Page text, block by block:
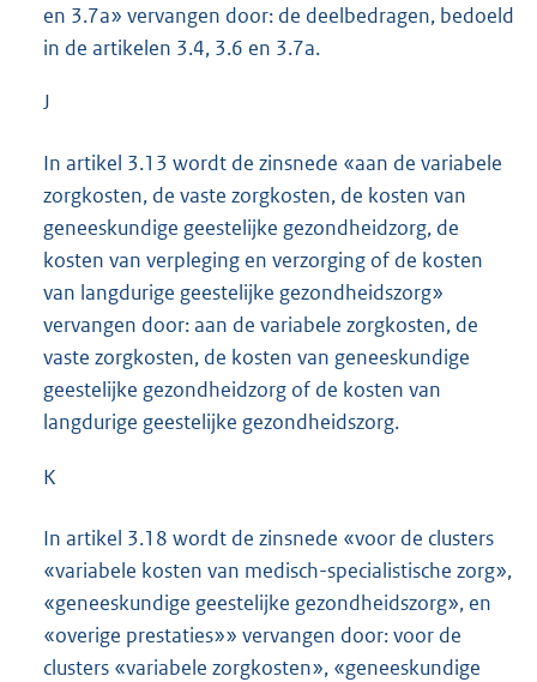
en 3.7a» vervangen door: de deelbedragen, bedoeld
in de artikelen 3.4, 3.6 en 3.7a.
J
In artikel 3.13 wordt de zinsnede «aan de variabele
zorgkosten, de vaste zorgkosten, de kosten van
geneeskundige geestelijke gezondheidzorg, de
kosten van verpleging en verzorging of de kosten
van langdurige geestelijke gezondheidszorg»
vervangen door: aan de variabele zorgkosten, de
vaste zorgkosten, de kosten van geneeskundige
geestelijke gezondheidzorg of de kosten van
langdurige geestelijke gezondheidszorg.
K
In artikel 3.18 wordt de zinsnede «voor de clusters
«variabele kosten van medisch-specialistische zorg»,
«geneeskundige geestelijke gezondheidszorg», en
«overige prestaties»» vervangen door: voor de
clusters «variabele zorgkosten», «geneeskundige